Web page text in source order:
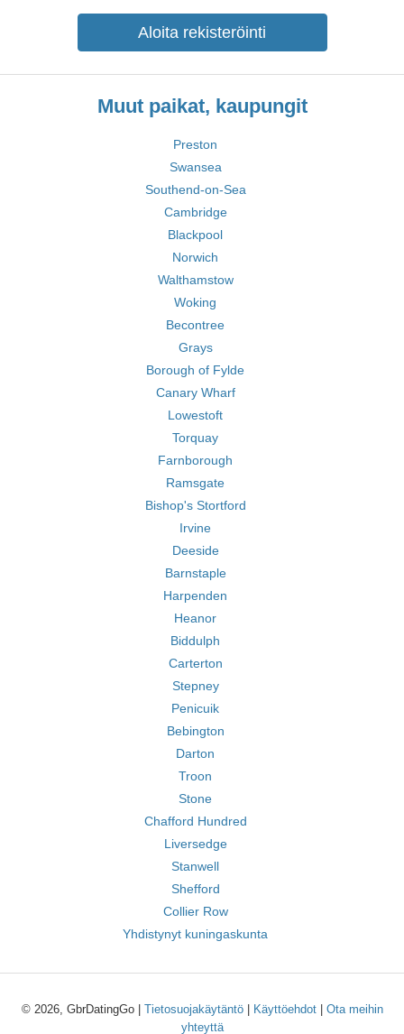
Aloita rekisteröinti
Muut paikat, kaupungit
Preston
Swansea
Southend-on-Sea
Cambridge
Blackpool
Norwich
Walthamstow
Woking
Becontree
Grays
Borough of Fylde
Canary Wharf
Lowestoft
Torquay
Farnborough
Ramsgate
Bishop's Stortford
Irvine
Deeside
Barnstaple
Harpenden
Heanor
Biddulph
Carterton
Stepney
Penicuik
Bebington
Darton
Troon
Stone
Chafford Hundred
Liversedge
Stanwell
Shefford
Collier Row
Yhdistynyt kuningaskunta
© 2026, GbrDatingGo | Tietosuojakäytäntö| Käyttöehdot| Ota meihin
yhteyttä